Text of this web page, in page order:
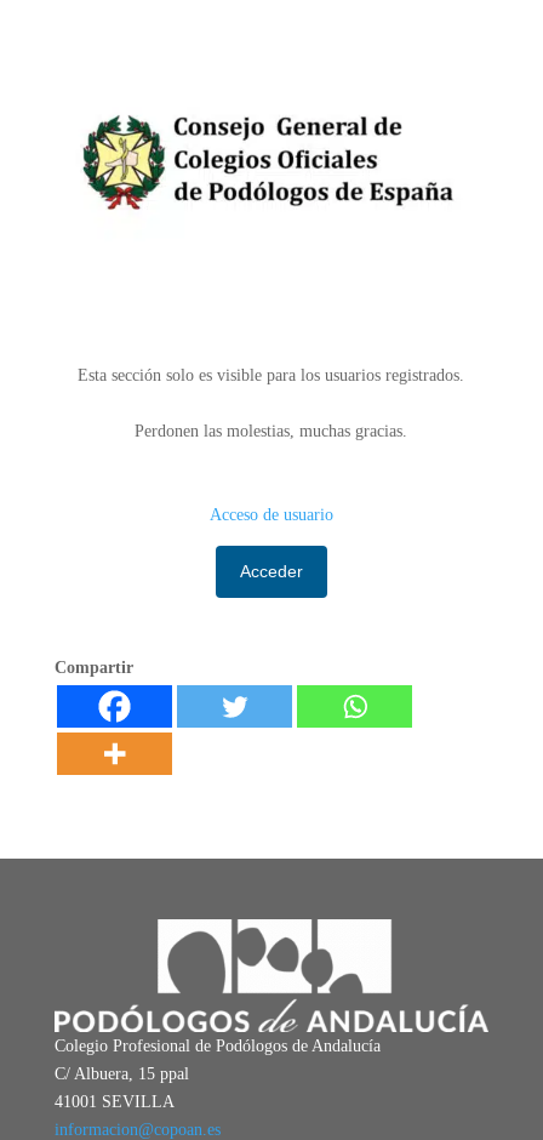
Esta sección solo es visible para los usuarios registrados.
Perdonen las molestias, muchas gracias.
Acceso de usuario
Acceder
Compartir
Colegio Profesional de Podólogos de Andalucía
C/ Albuera, 15 ppal
41001 SEVILLA
informacion@copoan.es